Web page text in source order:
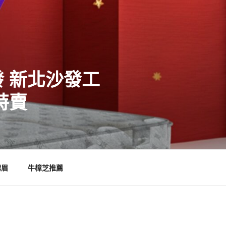
新北沙發工
賣
牛樟芝推薦